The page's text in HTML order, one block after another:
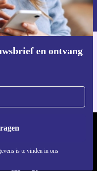
en ontvang
is te vinden in ons
vind je in ons
app
- RETHINK NEW.